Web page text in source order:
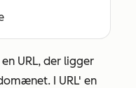
URL, der ligger
I URL' en